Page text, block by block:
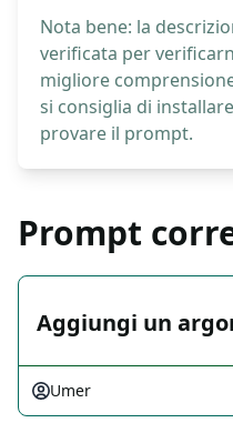
Nota bene: la
verificata per
migliore
si consiglia di
provare il prompt.
Prompt
Aggiungi un
Umer